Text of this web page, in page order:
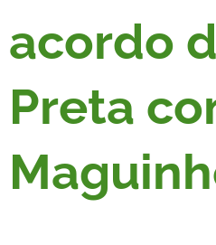
acordo
Preta